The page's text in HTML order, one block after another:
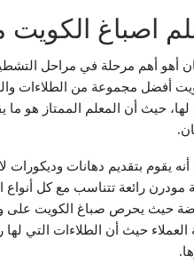
اصباغ الكويت
أهو أهم مرحلة في مراحل
أفضل مجموعة من الطلاءات
لها، حيث أن المعلم الممتاز هو
يقوم بتقديم دهانات وديكورات
مودرن رائعة تتناسب مع كل
حيث يحرص صباغ الكويت على
حيث أن الطلاءات التي لها